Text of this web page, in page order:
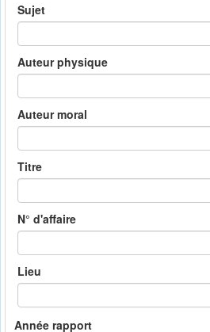
Sujet
Auteur physique
Auteur moral
Titre
N° d'affaire
Lieu